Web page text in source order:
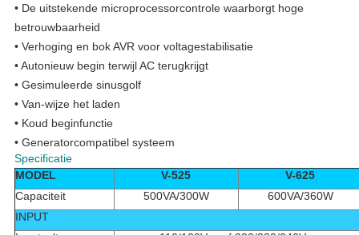
• De uitstekende microprocessorcontrole waarborgt hoge
betrouwbaarheid
• Verhoging en bok AVR voor voltagestabilisatie
• Autonieuw begin terwijl AC terugkrijgt
• Gesimuleerde sinusgolf
• Van-wijze het laden
• Koud beginfunctie
• Generatorcompatibel systeem
Specificatie
MODEL
V-525
V-625
Capaciteit
500VA/300W
600VA/360W
INPUT